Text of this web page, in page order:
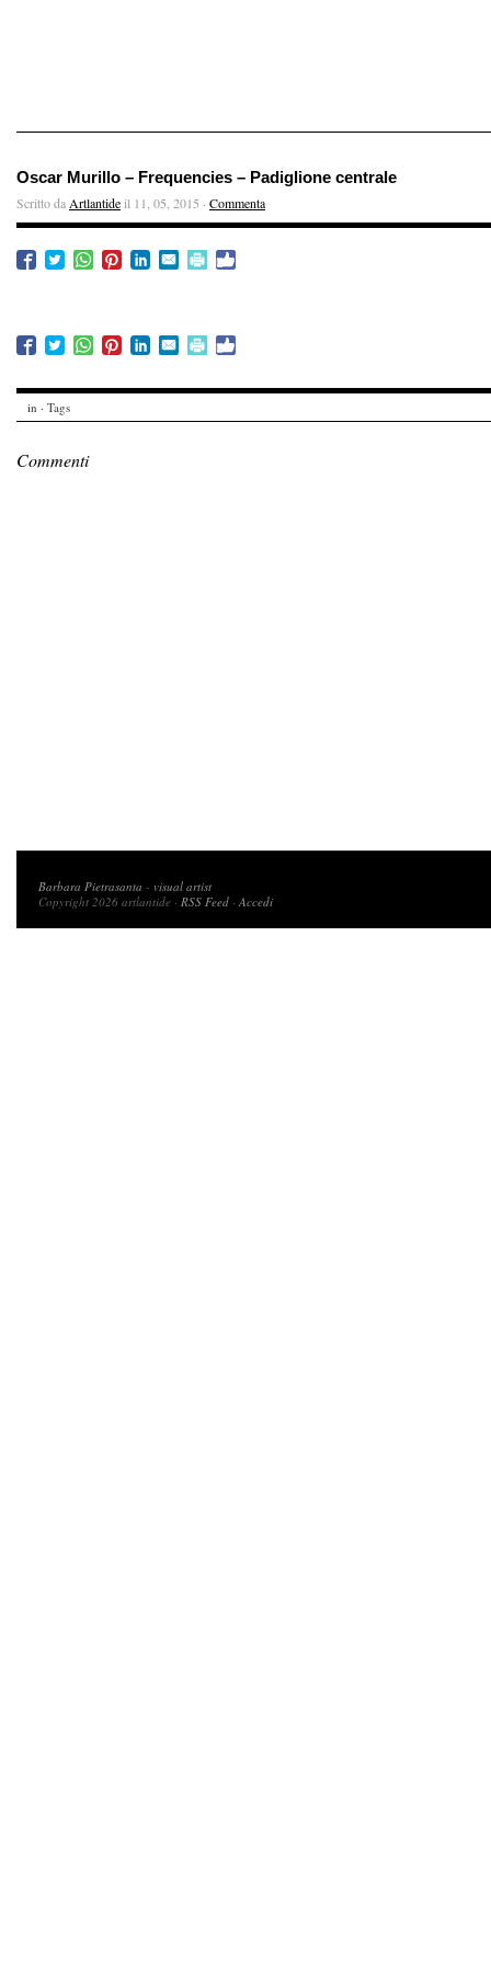
Oscar Murillo – Frequencies – Padiglione centrale
Scritto da Artlantideil 11, 05, 2015 · Commenta
in · Tags
Commenti
Barbara Pietrasanta - visual artist
Copyright 2026 artlantide · RSS Feed ·Accedi